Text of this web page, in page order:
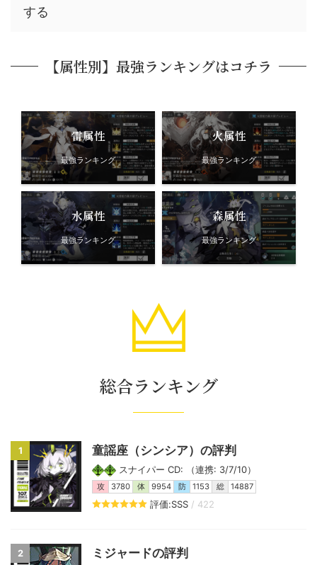
する
【属性別】最強ランキングはコチラ
雷属性
最強ランキング
火属性
最強ランキング
水属性
最強ランキング
森属性
最強ランキング
総合ランキング
1 童謡座（シンシア）の評判
スナイパー CD: （連携: 3/7/10）
攻 3780 体 9954 防 1153 総 14887
評価:SSS / 422
2 ミジャードの評判